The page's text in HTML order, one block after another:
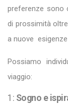
preferenze sono
di prossimità
a nuove
Possiamo
viaggio:
1: Sogno e